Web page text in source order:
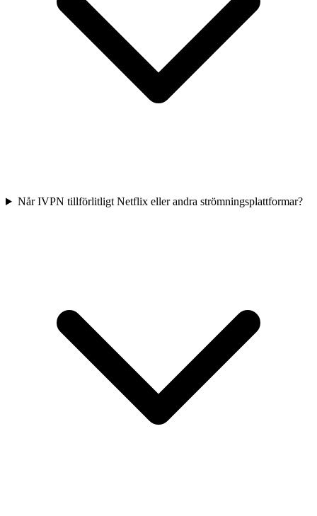
Når IVPN tillförlitligt Netflix eller andra strömningsplattformar?